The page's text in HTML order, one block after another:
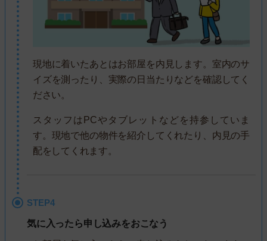
現地に着いたあとはお部屋を内見します。室内のサ
イズを測ったり、実際の日当たりなどを確認してく
ださい。
スタッフはPCやタブレットなどを持参していま
す。現地で他の物件を紹介してくれたり、内見の手
配をしてくれます。
STEP4
気に入ったら申し込みをおこなう